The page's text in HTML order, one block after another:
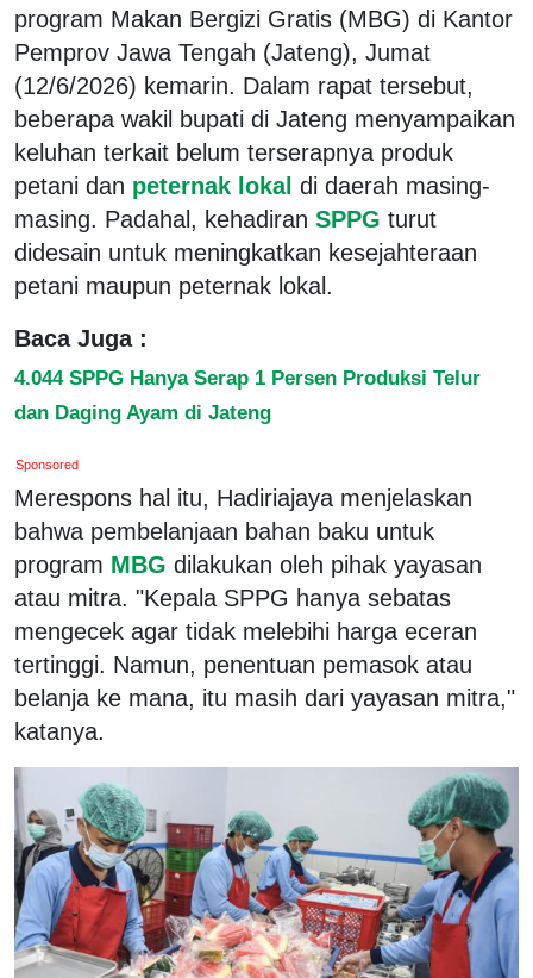
program Makan Bergizi Gratis (MBG) di Kantor
Pemprov Jawa Tengah (Jateng), Jumat
(12/6/2026) kemarin. Dalam rapat tersebut,
beberapa wakil bupati di Jateng menyampaikan
keluhan terkait belum terserapnya produk
petani dan peternak lokal di daerah masing-
masing. Padahal, kehadiran SPPG turut
didesain untuk meningkatkan kesejahteraan
petani maupun peternak lokal.
Baca Juga :
4.044 SPPG Hanya Serap 1 Persen Produksi Telur
dan Daging Ayam di Jateng
Sponsored
Merespons hal itu, Hadiriajaya menjelaskan
bahwa pembelanjaan bahan baku untuk
program MBG dilakukan oleh pihak yayasan
atau mitra. "Kepala SPPG hanya sebatas
mengecek agar tidak melebihi harga eceran
tertinggi. Namun, penentuan pemasok atau
belanja ke mana, itu masih dari yayasan mitra,"
katanya.